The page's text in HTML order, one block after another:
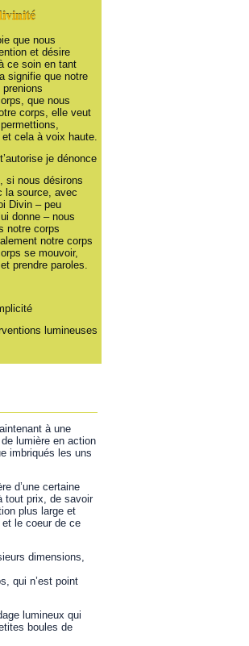
que nous
et désire
ce soin en tant
signifie que notre
que nous
corps, elle veut
cela à voix haute.
je dénonce
si nous désirons
la source, avec
Divin – peu
donne – nous
notre corps
notre corps
se mouvoir,
prendre paroles.
lumineuses
à une
lumière en action
imbriqués les uns
d’une certaine
tout prix, de savoir
plus large et
le coeur de ce
dimensions,
qui n’est point
lumineux qui
boules de